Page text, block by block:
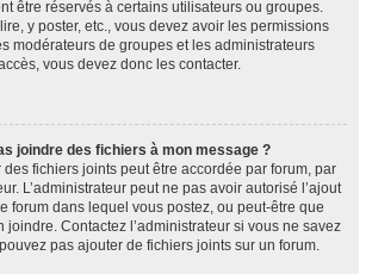
être réservés à certains utilisateurs ou groupes.
y poster, etc., vous devez avoir les permissions
modérateurs de groupes et les administrateurs
vous devez donc les contacter.
joindre des fichiers à mon message ?
des fichiers joints peut être accordée par forum, par
L’administrateur peut ne pas avoir autorisé l’ajout
forum dans lequel vous postez, ou peut-être que
joindre. Contactez l’administrateur si vous ne savez
pas ajouter de fichiers joints sur un forum.